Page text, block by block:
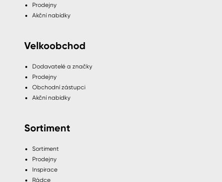
Prodejny
Akční nabídky
Velkoobchod
Dodavatelé a značky
Prodejny
Obchodní zástupci
Akční nabídky
Sortiment
Sortiment
Prodejny
Inspirace
Rádce